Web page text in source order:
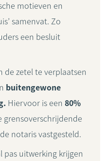
motieven en
samenvat. Zo
een besluit
de zetel te verplaatsen
buitengewone
Hiervoor is een 80%
grensoverschrijdende
notaris vastgesteld.
pas uitwerking krijgen